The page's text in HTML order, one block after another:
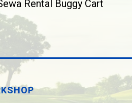
Rental Buggy Cart